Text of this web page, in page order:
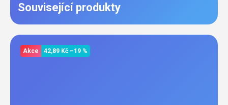
Související produkty
Akce 42,89 Kč –19 %